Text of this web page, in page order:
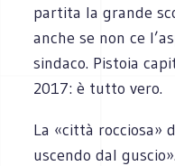
partita la grande
anche se non ce
sindaco. Pistoia
2017: è tutto vero.
La «città rocciosa»
uscendo dal